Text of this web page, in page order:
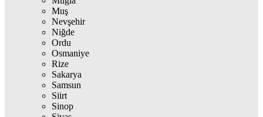
Muş
Nevşehir
Niğde
Ordu
Osmaniye
Rize
Sakarya
Samsun
Siirt
Sinop